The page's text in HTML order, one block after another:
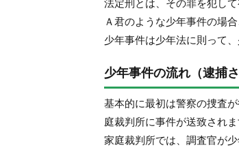
法定刑とは、その罪を犯し
Ａ君のような少年事件の場
少年事件は少年法に則って
少年事件の流れ（逮捕
基本的に最初は警察の捜査
庭裁判所に事件が送致されま
家庭裁判所では、調査官が